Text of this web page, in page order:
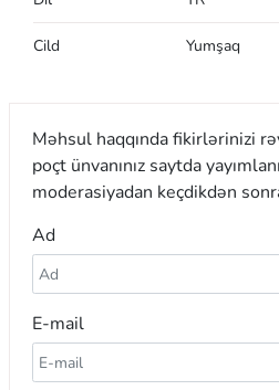
Cild Yumşaq
Məhsul haqqında fikirlərinizi
poçt ünvanınız saytda
moderasiyadan keçdikdən
Ad
E-mail